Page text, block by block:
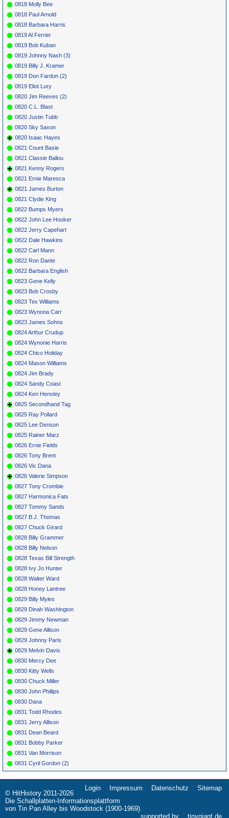
0818 Molly Bee
0818 Paul Arnold
0818 Barbara Harris
0819 Al Ferrier
0819 Bob Kuban
0819 Johnny Nash (3)
0819 Billy J. Kramer
0819 Don Fardon (2)
0819 Eliot Lury
0820 Jim Reeves (2)
0820 C.L. Blast
0820 Justin Tubb
0820 Sky Saxon
0820 Isaac Hayes
0821 Count Basie
0821 Classie Ballou
0821 Kenny Rogers
0821 Ernie Maresca
0821 James Burton
0821 Clydie King
0822 Bumps Myers
0822 John Lee Hooker
0822 Jerry Capehart
0822 Dale Hawkins
0822 Carl Mann
0822 Ron Dante
0822 Barbara English
0823 Gene Kelly
0823 Bob Crosby
0823 Tex Williams
0823 Wynona Carr
0823 James Sohns
0824 Arthur Crudup
0824 Wynonie Harris
0824 Chico Holiday
0824 Mason Williams
0824 Jim Brady
0824 Sandy Coast
0824 Ken Hensley
0825 Secondhand Tag
0825 Ray Pollard
0825 Lee Denson
0825 Rainer Marz
0826 Ernie Fields
0826 Tony Brent
0826 Vic Dana
0826 Valerie Simpson
0827 Tony Crombie
0827 Harmonica Fats
0827 Tommy Sands
0827 B.J. Thomas
0827 Chuck Girard
0828 Billy Grammer
0828 Billy Nelson
0828 Texas Bill Strength
0828 Ivy Jo Hunter
0828 Walter Ward
0828 Honey Lantree
0829 Billy Myles
0829 Dinah Washington
0829 Jimmy Newman
0829 Gene Allison
0829 Johnny Paris
0829 Melvin Davis
0830 Mercy Dee
0830 Kitty Wells
0830 Chuck Miller
0830 John Phillips
0830 Dana
0831 Todd Rhodes
0831 Jerry Allison
0831 Dean Beard
0831 Bobby Parker
0831 Van Morrison
0831 Cyril Gordon (2)
Navigation
überspringen
Login Impressum Datenschutz Sitemap
© HitHistory 2011-2026
Die Schallplatten-Informationsplattform
von Tin Pan Alley bis Woodstock (1900-1969)
supported by
tinygiant.de